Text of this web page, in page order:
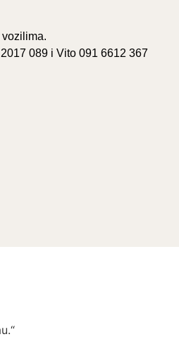
089 i Vito 091 6612 367